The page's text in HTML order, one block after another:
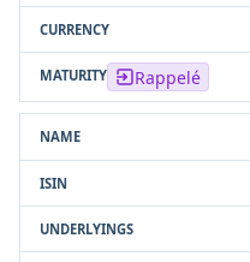
Rappelé